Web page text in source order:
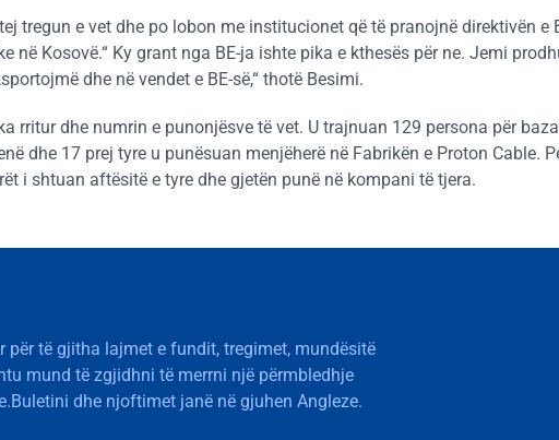
tregun e vet dhe po lobon me institucionet që të pranojnë direktivën e
në Kosovë.“ Ky grant nga BE-ja ishte pika e kthesës për ne. Jemi
dhe në vendet e BE-së,“ thotë Besimi.
rritur dhe numrin e punonjësve të vet. U trajnuan 129 persona për
dhe 17 prej tyre u punësuan menjëherë në Fabrikën e Proton Cable.
i shtuan aftësitë e tyre dhe gjetën punë në kompani të tjera.
të gjitha lajmet e fundit, tregimet, mundësitë
mund të zgjidhni të merrni një përmbledhje
dhe njoftimet janë në gjuhen Angleze.